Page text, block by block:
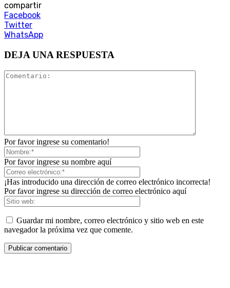
compartir
Facebook
Twitter
WhatsApp
DEJA UNA RESPUESTA
Por favor ingrese su comentario!
Por favor ingrese su nombre aquí
¡Has introducido una dirección de correo electrónico incorrecta!
Por favor ingrese su dirección de correo electrónico aquí
Guardar mi nombre, correo electrónico y sitio web en este
navegador la próxima vez que comente.